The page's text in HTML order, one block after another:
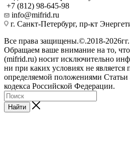
+7 (812) 98-645-98
info@mifrid.ru
г. Санкт-Петербург, пр-кт
Все права защищены.©.2018-
Обращаем ваше внимание на то,
(mifrid.ru) носит исключительно
ни при каких условиях не является
определяемой положениями Статьи
кодекса Российской Федерации.
Найти